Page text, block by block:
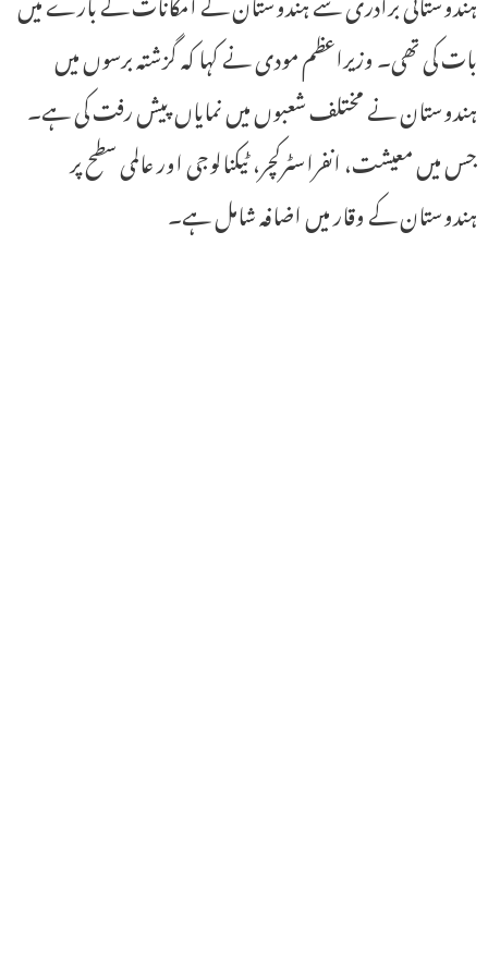
بات کی تھی۔ وزیراعظم مودی نے کہا کہ گزشتہ برسوں میں
ہندوستان نے مختلف شعبوں میں نمایاں پیش رفت کی ہے۔
جس میں معیشت، انفراسٹرکچر، ٹیکنالوجی اور عالمی سطح پر
ہندوستان کے وقار میں اضافہ شامل ہے۔